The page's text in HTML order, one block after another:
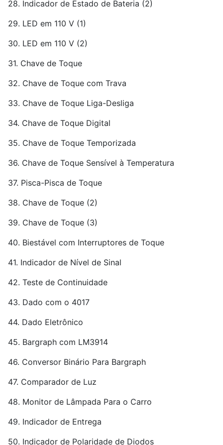
28. Indicador de Estado de Bateria (2)
29. LED em 110 V (1)
30. LED em 110 V (2)
31. Chave de Toque
32. Chave de Toque com Trava
33. Chave de Toque Liga-Desliga
34. Chave de Toque Digital
35. Chave de Toque Temporizada
36. Chave de Toque Sensível à Temperatura
37. Pisca-Pisca de Toque
38. Chave de Toque (2)
39. Chave de Toque (3)
40. Biestável com Interruptores de Toque
41. Indicador de Nível de Sinal
42. Teste de Continuidade
43. Dado com o 4017
44. Dado Eletrônico
45. Bargraph com LM3914
46. Conversor Binário Para Bargraph
47. Comparador de Luz
48. Monitor de Lâmpada Para o Carro
49. Indicador de Entrega
50. Indicador de Polaridade de Diodos